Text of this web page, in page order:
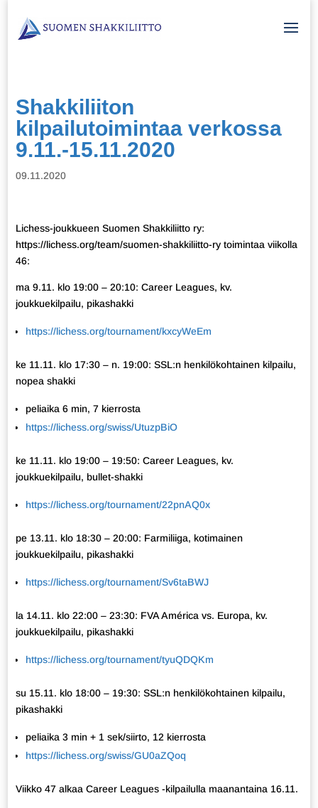
Shakkiliiton
kilpailutoimintaa verkossa
9.11.-15.11.2020
09.11.2020
Lichess-joukkueen Suomen Shakkiliitto ry:
https://lichess.org/team/suomen-shakkiliitto-ry toimintaa viikolla
46:
ma 9.11. klo 19:00 – 20:10: Career Leagues, kv.
joukkuekilpailu, pikashakki
https://lichess.org/tournament/kxcyWeEm
ke 11.11. klo 17:30 – n. 19:00: SSL:n henkilökohtainen kilpailu,
nopea shakki
peliaika 6 min, 7 kierrosta
https://lichess.org/swiss/UtuzpBiO
ke 11.11. klo 19:00 – 19:50: Career Leagues, kv.
joukkuekilpailu, bullet-shakki
https://lichess.org/tournament/22pnAQ0x
pe 13.11. klo 18:30 – 20:00: Farmiliiga, kotimainen
joukkuekilpailu, pikashakki
https://lichess.org/tournament/Sv6taBWJ
la 14.11. klo 22:00 – 23:30: FVA América vs. Europa, kv.
joukkuekilpailu, pikashakki
https://lichess.org/tournament/tyuQDQKm
su 15.11. klo 18:00 – 19:30: SSL:n henkilökohtainen kilpailu,
pikashakki
peliaika 3 min + 1 sek/siirto, 12 kierrosta
https://lichess.org/swiss/GU0aZQoq
Viikko 47 alkaa Career Leagues -kilpailulla maanantaina 16.11.